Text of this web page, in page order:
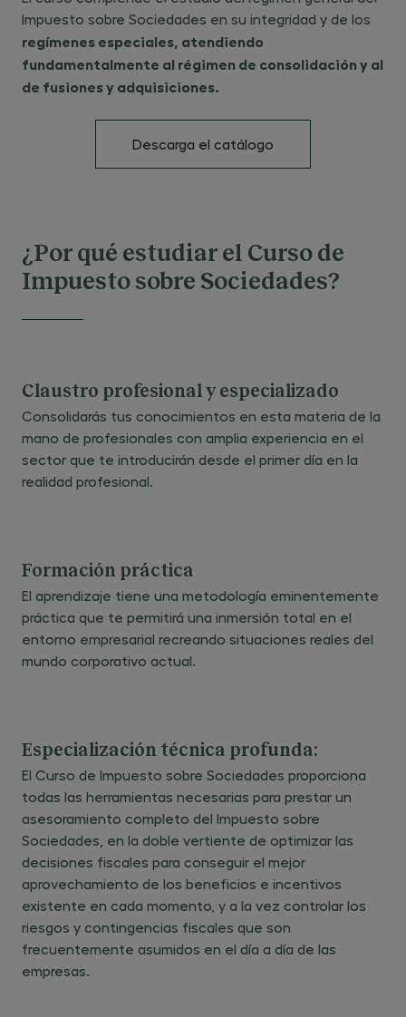
Impuesto sobre Sociedades en su integridad y de los ​
regímenes especiales, atendiendo
fundamentalmente al régimen de consolidación y al
de fusiones y adquisiciones.
Descarga el catálogo
¿Por qué estudiar el Curso de
Impuesto sobre Sociedades?
Claustro profesional y especializado
Consolidarás tus conocimientos en esta materia de la
mano de profesionales con amplia experiencia en el
sector que te introducirán desde el primer día en la
realidad profesional.
Formación práctica
El aprendizaje tiene una metodología eminentemente
práctica que te permitirá una inmersión total en el
entorno empresarial recreando situaciones reales del
mundo corporativo actual.
Especialización técnica profunda:
El Curso de Impuesto sobre Sociedades proporciona
todas las herramientas necesarias para prestar un
asesoramiento completo del Impuesto sobre
Sociedades, en la doble vertiente de optimizar las
decisiones fiscales para conseguir el mejor
aprovechamiento de los beneficios e incentivos
existente en cada momento, y a la vez controlar los
riesgos y contingencias fiscales que son
frecuentemente asumidos en el día a día de las
empresas.